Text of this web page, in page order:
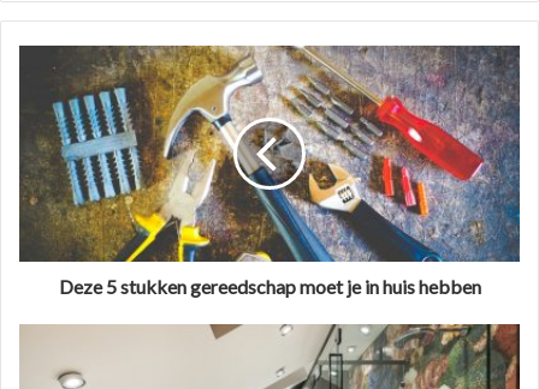
Deze 5 stukken gereedschap moet je in huis hebben